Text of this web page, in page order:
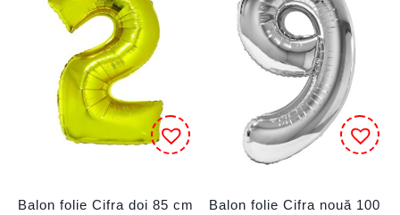
Balon folie Cifra doi 85 cm
Balon folie Cifra nouă 100